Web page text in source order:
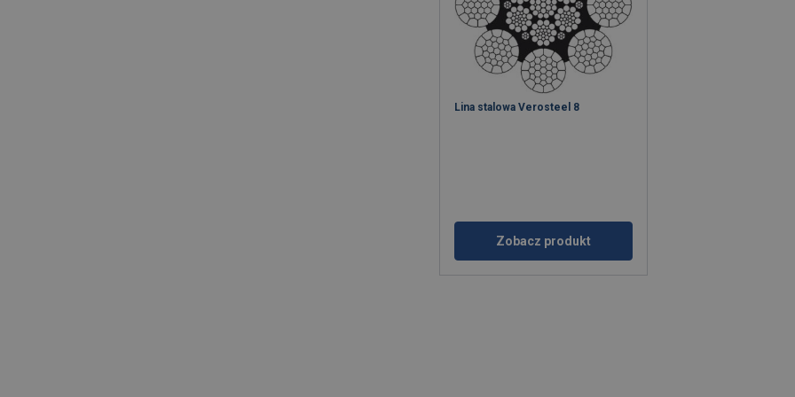
Lina stalowa Verosteel 8
Zobacz produkt